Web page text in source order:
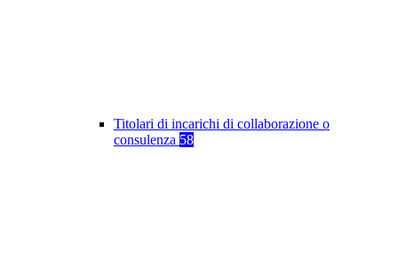
Titolari di incarichi di collaborazione o
consulenza 58